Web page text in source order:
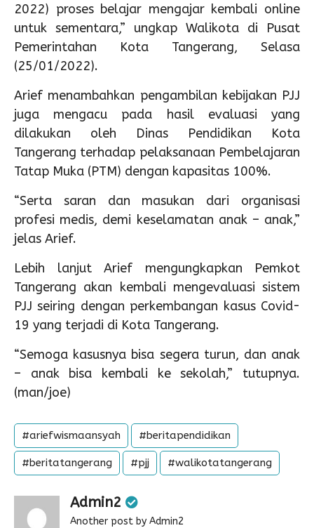
2022) proses belajar mengajar kembali online
untuk sementara,” ungkap Walikota di Pusat
Pemerintahan Kota Tangerang, Selasa
(25/01/2022).
Arief menambahkan pengambilan kebijakan PJJ
juga mengacu pada hasil evaluasi yang
dilakukan oleh Dinas Pendidikan Kota
Tangerang terhadap pelaksanaan Pembelajaran
Tatap Muka (PTM) dengan kapasitas 100%.
“Serta saran dan masukan dari organisasi
profesi medis, demi keselamatan anak – anak,”
jelas Arief.
Lebih lanjut Arief mengungkapkan Pemkot
Tangerang akan kembali mengevaluasi sistem
PJJ seiring dengan perkembangan kasus Covid-
19 yang terjadi di Kota Tangerang.
“Semoga kasusnya bisa segera turun, dan anak
– anak bisa kembali ke sekolah,” tutupnya.
(man/joe)
#ariefwismaansyah #beritapendidikan
#beritatangerang #pjj #walikotatangerang
Admin2
Another post by Admin2